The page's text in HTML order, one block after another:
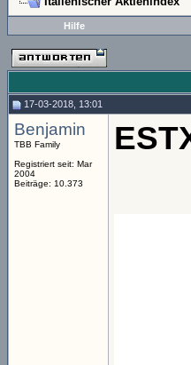
Hilfe
17-03-2018, 13:01
Benjamin
TBB Family
Registriert seit: Mar
2004
Beiträge: 10.373